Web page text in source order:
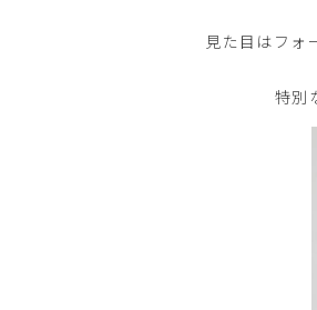
見た目はフォ
特別